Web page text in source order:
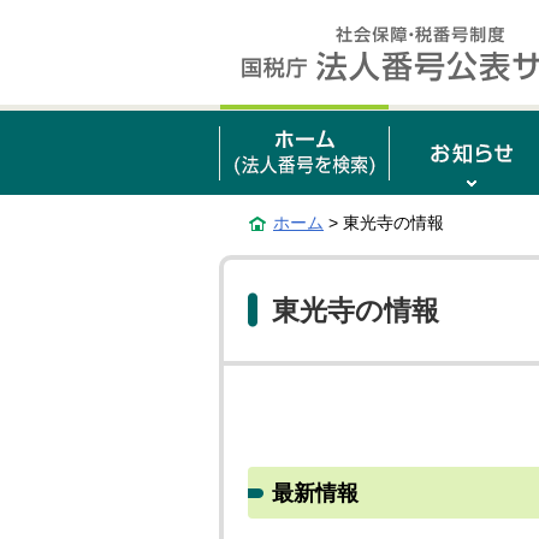
ホーム > 東光寺の情報
東光寺の情報
最新情報